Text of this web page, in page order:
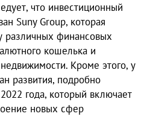
что инвестиционный
Suny Group, которая
различных финансовых
кошелька и
Кроме этого, у
развития, подробно
года, который включает
новых сфер